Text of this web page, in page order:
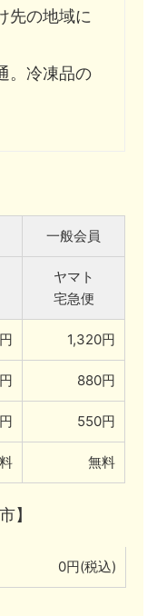
先の地域に
。冷凍品の
一般会員
ヤマト
宅急便
1,320円
880円
550円
無料
】
0円(税込)